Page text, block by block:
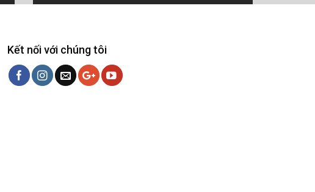
Kết nối với chúng tôi